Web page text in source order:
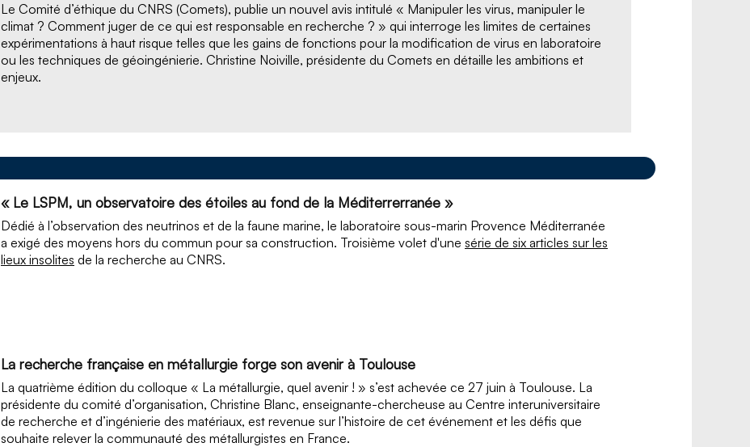
Le Comité d’éthique du CNRS (Comets), publie un nouvel avis intitulé « Manipuler les virus, manipuler le
climat ? Comment juger de ce qui est responsable en recherche ? » qui interroge les limites de certaines
expérimentations à haut risque telles que les gains de fonctions pour la modification de virus en laboratoire
ou les techniques de géoingénierie. Christine Noiville, présidente du Comets en détaille les ambitions et
enjeux.
« Le LSPM, un observatoire des étoiles au fond de la Méditerrerranée »
Dédié à l’observation des neutrinos et de la faune marine, le laboratoire sous-marin Provence Méditerranée
a exigé des moyens hors du commun pour sa construction. Troisième volet d'une série de six articles sur les
lieux insolites de la recherche au CNRS.
La recherche française en métallurgie forge son avenir à Toulouse
La quatrième édition du colloque « La métallurgie, quel avenir ! » s’est achevée ce 27 juin à Toulouse. La
présidente du comité d’organisation, Christine Blanc, enseignante-chercheuse au Centre interuniversitaire
de recherche et d’ingénierie des matériaux, est revenue sur l’histoire de cet événement et les défis que
souhaite relever la communauté des métallurgistes en France.